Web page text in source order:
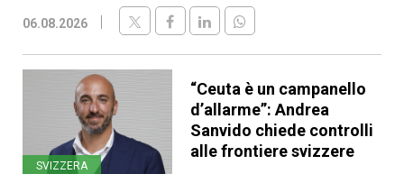
06.08.2026
SVIZZERA
“Ceuta è un campanello
d’allarme”: Andrea
Sanvido chiede controlli
alle frontiere svizzere